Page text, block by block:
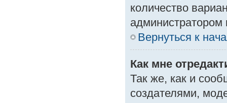
количество
Вернуться к
Как мне
Так же, как и
создателями,